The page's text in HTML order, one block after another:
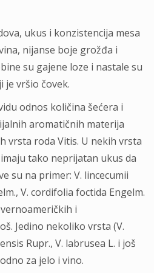
ukus i konzistencija mesa
nijanse boje grožđa i
su gajene loze i nastale su
je vršio čovek.
odnos količina šećera i
aromatičnih materija
vrsta roda Vitis. U nekih vrsta
tako neprijatan ukus da
su na primer: V. lincecumii
V. cordifolia foctida Engelm.
i
Jedino nekoliko vrsta (V.
Rupr., V. labrusea L. i još
za jelo i vino.